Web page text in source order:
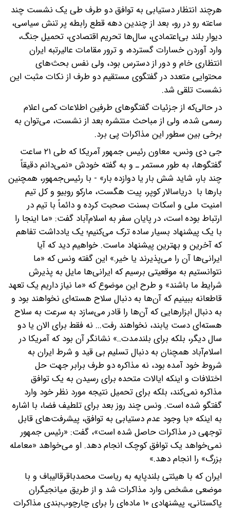
هرچند انتظار دستیابی به توافق دو طرف طی یک نشست چند
ساعته رو در رو، بعد از چندین دهه قطع رابطه پر تنش سیاسی،
دیوار بلند بی‌اعتمادی، سال‌ها تحریم اقتصادی، تحمیل جنگ،
وارد آوردن خسارات گسترده،‌ و ترور مقامات عالیرتبه ایران
انتظاری خام و دور از دسترس بود، ولی نفس بحث‌های
محتوایی متعدد در گفتگوی مستقیم دو طرف از نکات مثبت این
نشست تلقی شد.
در حالی‌که از جزئیات گفتگوهای طرفین اطلاعات کمی اعلام
رسمی شده، ولی از مباحث منتشره بعد از نشست، می‌توان به
برخی بین سطور این مذاکرات پی برد.
جی دی ونس، معاون رئیس جمهور آمریکا که طی ۲۱ ساعت
گفتگوها، به طور مستمر ـ و به گفته خودش «نمی‌دانم دقیقاً
چند بار، شاید شش بار یا دوازده بار» - با رئیس‌جمهور، همچنین
بارها با دریاسالار کوپر، پیت هگست، مارکو روبیو و کل تیم
امنیت ملی و اسکات بسنت صحبت کرده و دائماً با تیم در
ارتباط بوده است، در پایان سفر به اسلام‌آباد گفت: «ما اینجا را
با یک پیشنهاد بسیار ساده ترک می‌کنیم؛ یک یادداشت تفاهم
که آخرین و بهترین پیشنهاد ماست. خواهیم دید که آیا
ایرانی‌ها آن را می‌پذیرند یا خیر.» این گفته ونس که «ما
نتوانستیم به موقعیتی برسیم که ایرانی‌ها مایل به پذیرش
شرایط ما باشند» و طرح این موضوع که «ما نیاز داریم یک تعهد
قاطعانه ببینیم که آن‌ها به دنبال سلاح هسته‌ای نخواهند بود و
به دنبال ابزارهایی که آن‌ها را قادر می‌سازد به سرعت به سلاح
هسته‌ای دست یابند، نخواهند رفت... نه فقط برای الان یا دو
سال دیگر، بلکه برای بلندمدت..» نشانگر آن بود که آمریکا در
اسلام‌آباد همچنان به دنبال تسلیم بی قید و شرط ایران به
شروط خود آمده بود، نه مذاکره دو طرف برابر جهت حل
اختلافات و اینکه ایالات متحده برای رسیدن به یک توافق
مذاکره نمی‌کند، بلکه برای تحمیل نتیجه مورد نظر خود وارد
گفتگو شده است. ونس چند روز بعد برای تلطیف فضا، با اشاره
به اینکه «با وجود عدم دستیابی به توافق، پیشرفت‌های قابل
توجهی در مذاکرات حاصل شده است»، گفت: «رئیس جمهور
نمی‌خواهد یک توافق کوچک انجام دهد. او می‌خواهد «معامله
بزرگ» را انجام دهد.»
ایران که با هیئتی بلندپایه به ریاست محمدباقرقالیباف و با
موضعی مشخص وارد مذاکرات شد و از طریق میانجیگران
پاکستانی، پیشنهادی ۱۰ ماده‌ای را برای چارچوب‌بندی مذاکرات